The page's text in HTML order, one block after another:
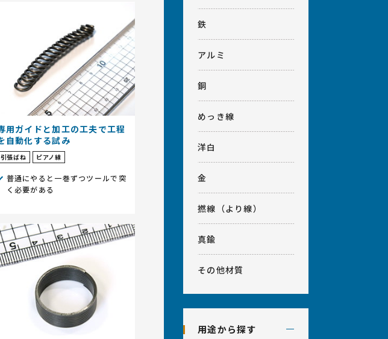
鉄
アルミ
銅
めっき線
洋白
金
撚線（より線）
真鍮
その他材質
用途から探す
用ガイドと加工の工夫で工程
自動化する試み
引張ばね ピアノ線
普通にやると一巻ずつツールで突
く必要がある